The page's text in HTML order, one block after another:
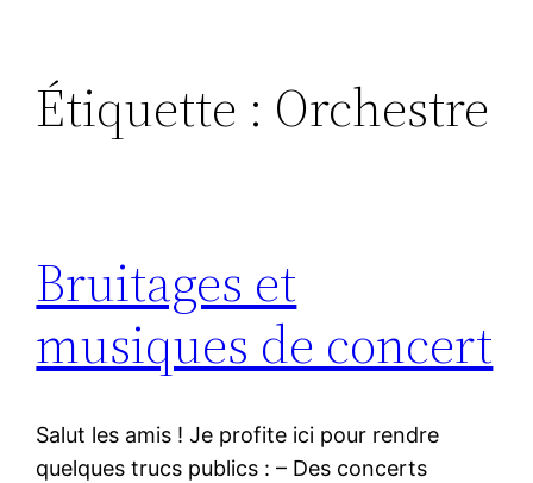
Étiquette : Orchestre
Bruitages et
musiques de concert
Salut les amis ! Je profite ici pour rendre
quelques trucs publics : – Des concerts